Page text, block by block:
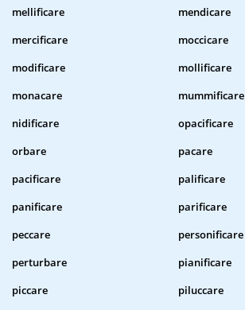
mellificare
mendicare
mercificare
moccicare
modificare
mollificare
monacare
mummificare
nidificare
opacificare
orbare
pacare
pacificare
palificare
panificare
parificare
peccare
personificare
perturbare
pianificare
piccare
piluccare